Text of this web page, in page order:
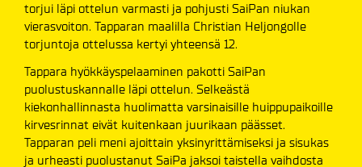
torjui läpi ottelun varmasti ja pohjusti SaiPan niukan
vierasvoiton. Tapparan maalilla Christian Heljongolle
torjuntoja ottelussa kertyi yhteensä 12.
Tappara hyökkäyspelaaminen pakotti SaiPan
puolustuskannalle läpi ottelun. Selkeästä
kiekonhallinnasta huolimatta varsinaisille huippupaikoille
kirvesrinnat eivät kuitenkaan juurikaan päässet.
Tapparan peli meni ajoittain yksinyrittämiseksi ja sisukas
ja urheasti puolustanut SaiPa jaksoi taistella vaihdosta